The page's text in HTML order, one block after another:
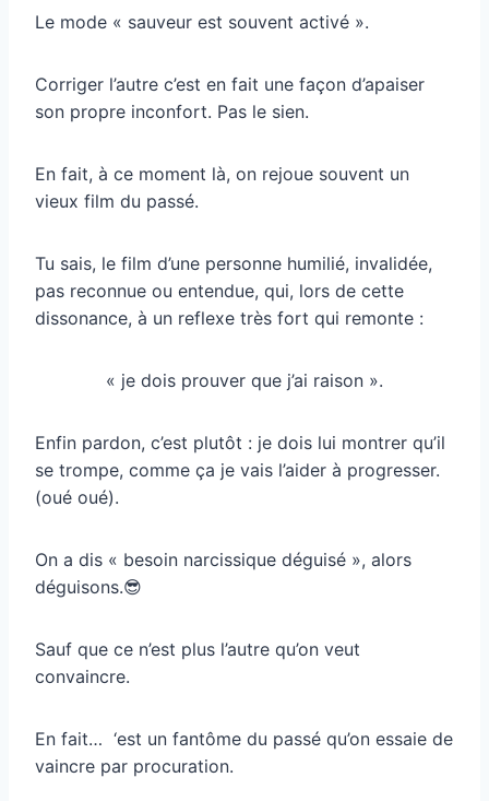
Le mode « sauveur est souvent activé ».
Corriger l’autre c’est en fait une façon d’apaiser
son propre inconfort. Pas le sien.
En fait, à ce moment là, on rejoue souvent un
vieux film du passé.
Tu sais, le film d’une personne humilié, invalidée,
pas reconnue ou entendue, qui, lors de cette
dissonance, à un reflexe très fort qui remonte :
« je dois prouver que j’ai raison ».
Enfin pardon, c’est plutôt : je dois lui montrer qu’il
se trompe, comme ça je vais l’aider à progresser.
(oué oué).
On a dis « besoin narcissique déguisé », alors
déguisons.😎
Sauf que ce n’est plus l’autre qu’on veut
convaincre.
En fait… ‘est un fantôme du passé qu’on essaie de
vaincre par procuration.